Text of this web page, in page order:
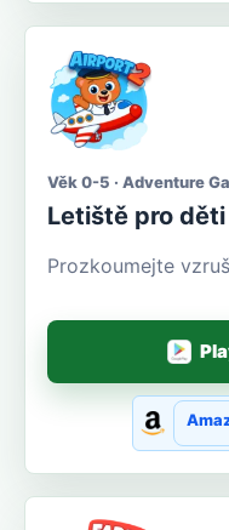
Věk 0-5 · Adventure
Letiště pro děti
Prozkoumejte